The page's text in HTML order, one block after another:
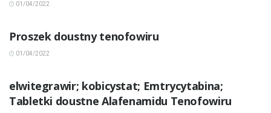
01/04/2022
Proszek doustny tenofowiru
01/04/2022
elwitegrawir; kobicystat; Emtrycytabina;
Tabletki doustne Alafenamidu Tenofowiru